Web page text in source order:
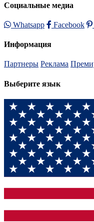
Социальные медиа
Whatsapp Facebook
Информация
Партнеры Реклама
Выберите язык